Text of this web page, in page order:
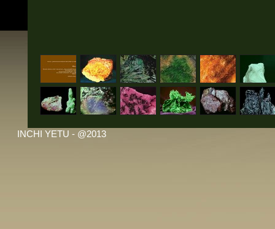
INCHI YETU - @2013